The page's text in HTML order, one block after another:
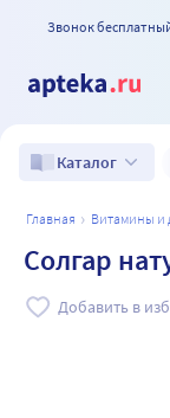
Звонок
Каталог
главная витамины и
Солгар
Добавить в